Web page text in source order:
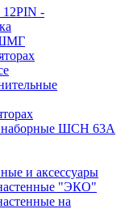
-
ШСН 63A
и аксессуары
"ЭКО"
на